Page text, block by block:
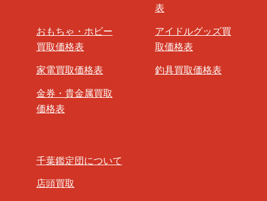
表
おもちゃ・ホビー
買取価格表
アイドルグッズ買
取価格表
家電買取価格表 釣具買取価格表
金券・貴金属買取
価格表
千葉鑑定団について
店頭買取